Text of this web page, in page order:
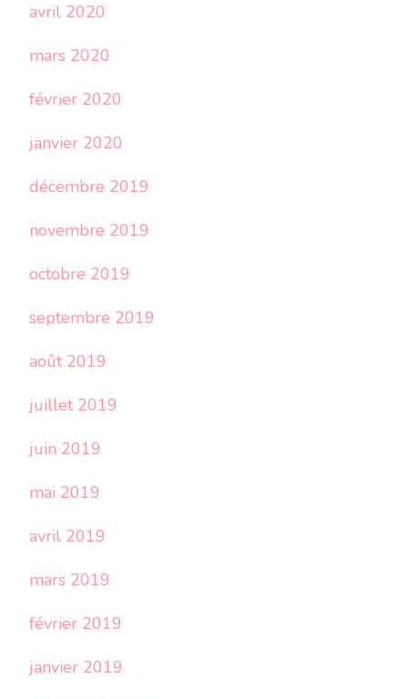
avril 2020
mars 2020
février 2020
janvier 2020
décembre 2019
novembre 2019
octobre 2019
septembre 2019
août 2019
juillet 2019
juin 2019
mai 2019
avril 2019
mars 2019
février 2019
janvier 2019